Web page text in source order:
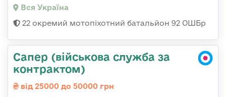
Вся Україна
22 окремий мотопіхотний батальйон 92 ОШБр
Сапер (військова служба за
контрактом)
від 25000 до 50000 грн